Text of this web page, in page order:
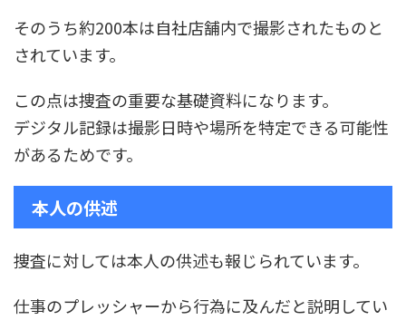
そのうち約200本は自社店舗内で撮影されたものと
されています。
この点は捜査の重要な基礎資料になります。
デジタル記録は撮影日時や場所を特定できる可能性
があるためです。
本人の供述
捜査に対しては本人の供述も報じられています。
仕事のプレッシャーから行為に及んだと説明してい